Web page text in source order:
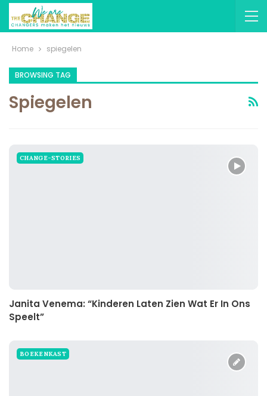
Home spiegelen
BROWSING TAG
Spiegelen
CHANGE-STORIES
Janita Venema: “Kinderen Laten Zien Wat Er In Ons
Speelt”
BOEKENKAST